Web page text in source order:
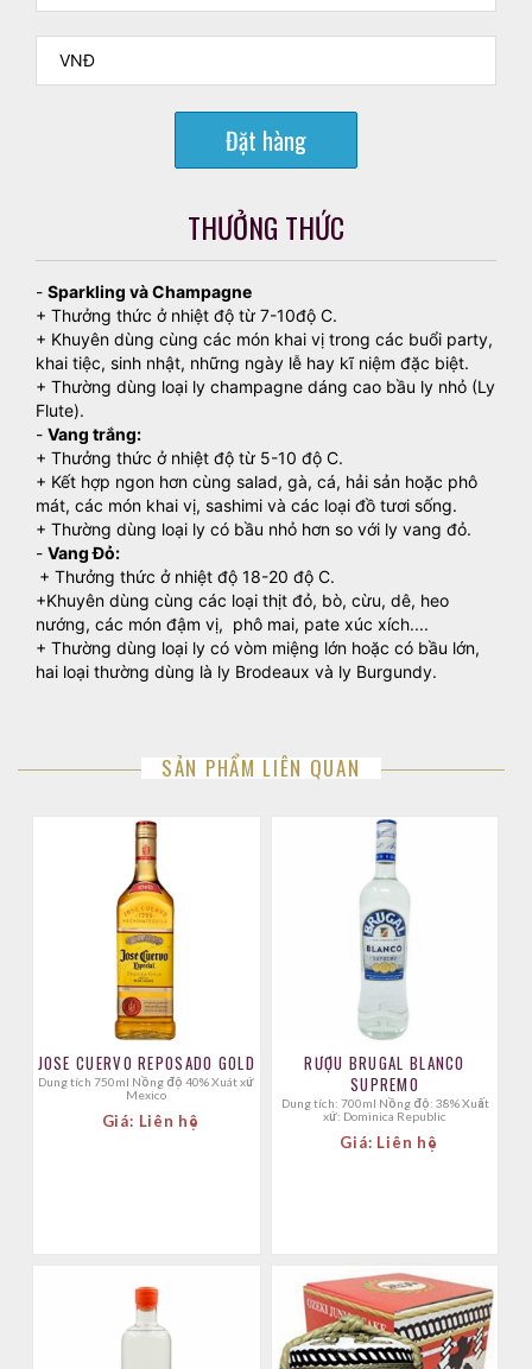
Đặt hàng
THƯỞNG THỨC
- Sparkling và Champagne
+ Thưởng thức ở nhiệt độ từ 7-10độ C.
+ Khuyên dùng cùng các món khai vị trong các buổi party,
khai tiệc, sinh nhật, những ngày lễ hay kĩ niệm đặc biệt.
+ Thường dùng loại ly champagne dáng cao bầu ly nhỏ (Ly
Flute).
- Vang trắng:
+ Thưởng thức ở nhiệt độ từ 5-10 độ C.
+ Kết hợp ngon hơn cùng salad, gà, cá, hải sản hoặc phô
mát, các món khai vị, sashimi và các loại đồ tươi sống.
+ Thường dùng loại ly có bầu nhỏ hơn so với ly vang đỏ.
- Vang Đỏ:
+ Thưởng thức ở nhiệt độ 18-20 độ C.
+Khuyên dùng cùng các loại thịt đỏ, bò, cừu, dê, heo
nướng, các món đậm vị, phô mai, pate xúc xích....
+ Thường dùng loại ly có vòm miệng lớn hoặc có bầu lớn,
hai loại thường dùng là ly Brodeaux và ly Burgundy.
SẢN PHẨM LIÊN QUAN
JOSE CUERVO REPOSADO GOLD
Dung tích 750ml Nồng độ 40% Xuát xứ
Mexico
Giá: Liên hệ
RƯỢU BRUGAL BLANCO
SUPREMO
Dung tích: 700ml Nồng độ: 38% Xuất
xứ: Dominica Republic
Giá: Liên hệ